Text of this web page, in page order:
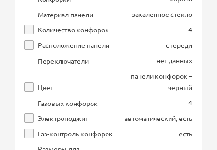
Материал панели
закаленное стекло
Количество конфорок
4
Расположение панели
спереди
Переключатели
нет данных
Цвет
панели конфорок –
черный
Газовых конфорок
4
Электроподжиг
автоматический, есть
Газ-контроль конфорок
есть